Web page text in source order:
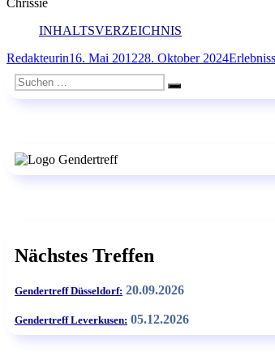
Chrissie
INHALTSVERZEICHNIS
Autor
RedakteurinVeröffentlicht
am
16. Mai 201228. Oktober 2024
Suchen
nach:
Suchen
Nächstes Treffen
Gendertreff Düsseldorf: 20.09.2026
Gendertreff Leverkusen: 05.12.2026